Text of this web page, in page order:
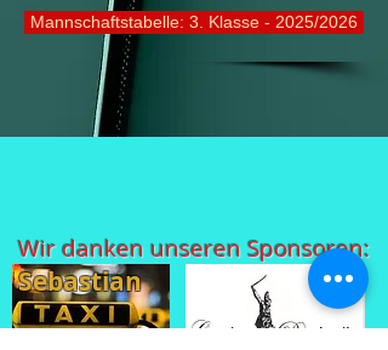
Mannschaftstabelle: 3. Klasse - 2025/2026
Wir danken unseren Sponsoren:
Sebastian